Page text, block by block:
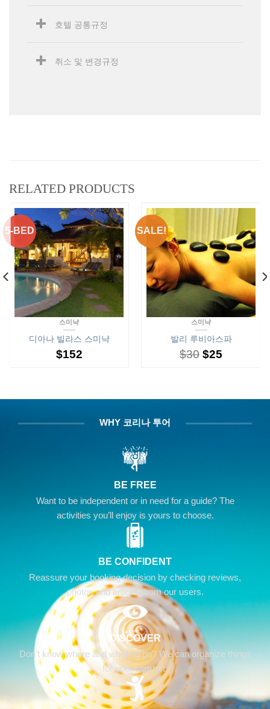
호텔 공통규정
취소 및 변경규정
RELATED PRODUCTS
5-BED
스미냑
디아나 빌라스 스미냑
$152
SALE!
스미냑
발리 루비아스파
$30 $25
WHY 코리나 투어
BE FREE
Want to be independent or in need for a guide? The
activities you’ll enjoy is yours to choose.
BE CONFIDENT
Reassure your booking decision by checking reviews,
photos and articles from our users.
DISCOVER
Don’t know where and when to go? We can organize things
for your comfort.